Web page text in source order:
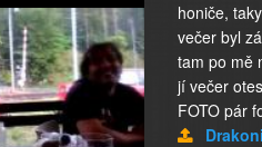
honiče,
večer byl
tam po mě
jí večer
FOTO pár